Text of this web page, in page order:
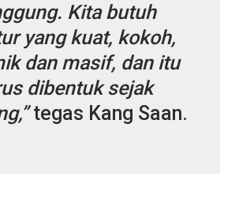
Kita butuh
yang kuat, kokoh,
dan masif, dan itu
dibentuk sejak
tegas Kang Saan.